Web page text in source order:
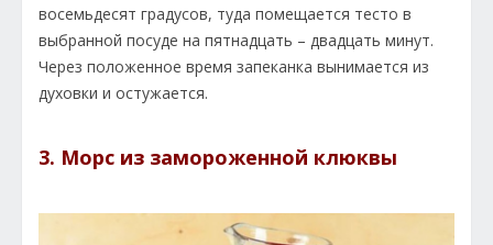
восемьдесят градусов, туда помещается тесто в
выбранной посуде на пятнадцать – двадцать минут.
Через положенное время запеканка вынимается из
духовки и остужается.
3. Морс из замороженной клюквы